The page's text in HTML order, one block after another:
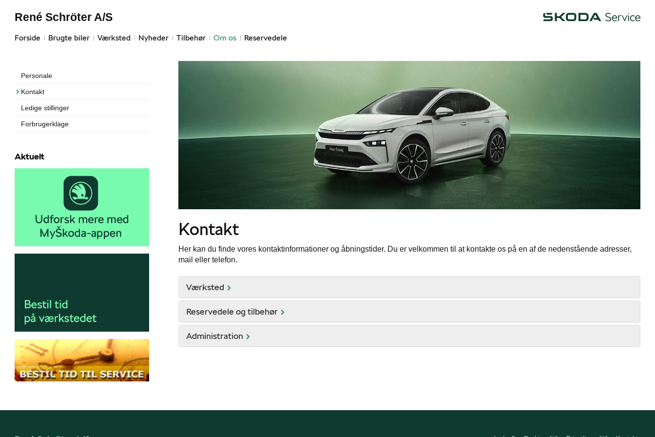
Forside Brugte biler Værksted Nyheder Tilbehør Om os Reservedele
Škoda
René Schröter A/S
Personale
Kontakt
Ledige stillinger
Forbrugerklage
Aktuelt
Kontakt
Her kan du finde vores kontaktinformationer og åbningstider. Du er velkommen til at kontakte os på en af de nedenstående adresser,
mail eller telefon.
Værksted
Reservedele og tilbehør
Administration